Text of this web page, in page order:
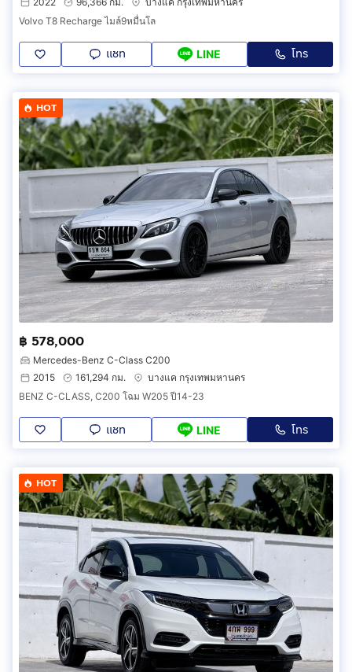
Volvo T8 Recharge ไมล์9หมื่นโล
แชท LINE โทร
HOT
฿ 578,000
Mercedes-Benz C-Class C200
2015
161,294 กม.
บางแค กรุงเทพมหานคร
BENZ C-CLASS, C200 โฉม W205 ปี14-23
แชท LINE โทร
HOT